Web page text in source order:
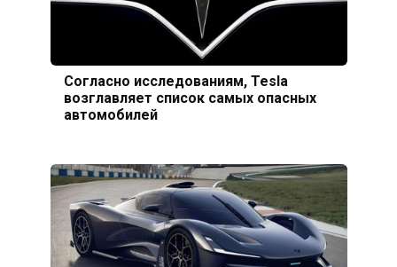
Согласно исследованиям, Tesla
возглавляет список самых опасных
автомобилей